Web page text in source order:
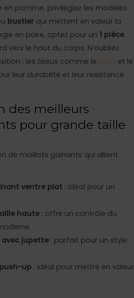
pomme, privilégiez les modèles
bustier qui mettent en valeur la
en poire, optez pour un 1 pièce
vers le haut du corps. N’oubliez
: les tissus comme le lycra et le
leur durabilité et leur résistance
des meilleurs
pour grande taille
de maillots gainants qui allient
ventre plat: idéal pour un
haute: offre un contrôle du
jupette: parfait pour un style
up: idéal pour mettre en valeur